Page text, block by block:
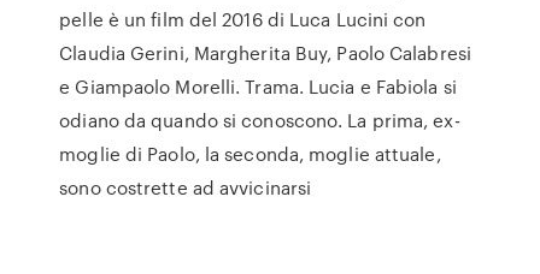
pelle è un film del 2016 di Luca Lucini con
Claudia Gerini, Margherita Buy, Paolo Calabresi
e Giampaolo Morelli. Trama. Lucia e Fabiola si
odiano da quando si conoscono. La prima, ex-
moglie di Paolo, la seconda, moglie attuale,
sono costrette ad avvicinarsi